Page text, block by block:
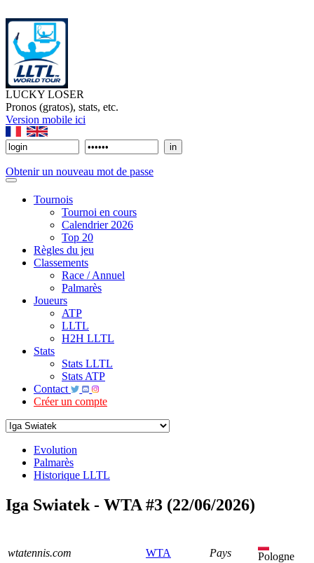
LUCKY LOSER
Pronos (gratos), stats, etc.
Version mobile ici
Obtenir un nouveau mot de passe
Tournois
Tournoi en cours
Calendrier 2026
Top 20
Règles du jeu
Classements
Race / Annuel
Palmarès
Joueurs
ATP
LLTL
H2H LLTL
Stats
Stats LLTL
Stats ATP
Contact
Créer un compte
Evolution
Palmarès
Historique LLTL
Iga Swiatek - WTA #3 (22/06/2026)
wtatennis.com WTA Pays
Pologne